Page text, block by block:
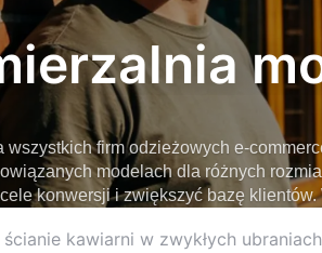
firm odzieżowych e-
modelach dla różnych
konwersji i zwiększyć bazę klientów.